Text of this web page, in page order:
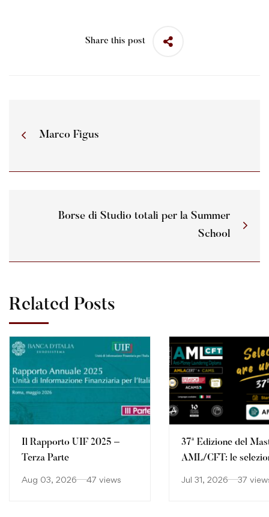
Share this post
Marco Figus
Borse di Studio totali per la Summer
School
Related Posts
Il Rapporto UIF 2025 –
Terza Parte
Aug 03, 2026 47 views
37ª Edizione del
AML/CFT: le
Jul 31, 2026 37